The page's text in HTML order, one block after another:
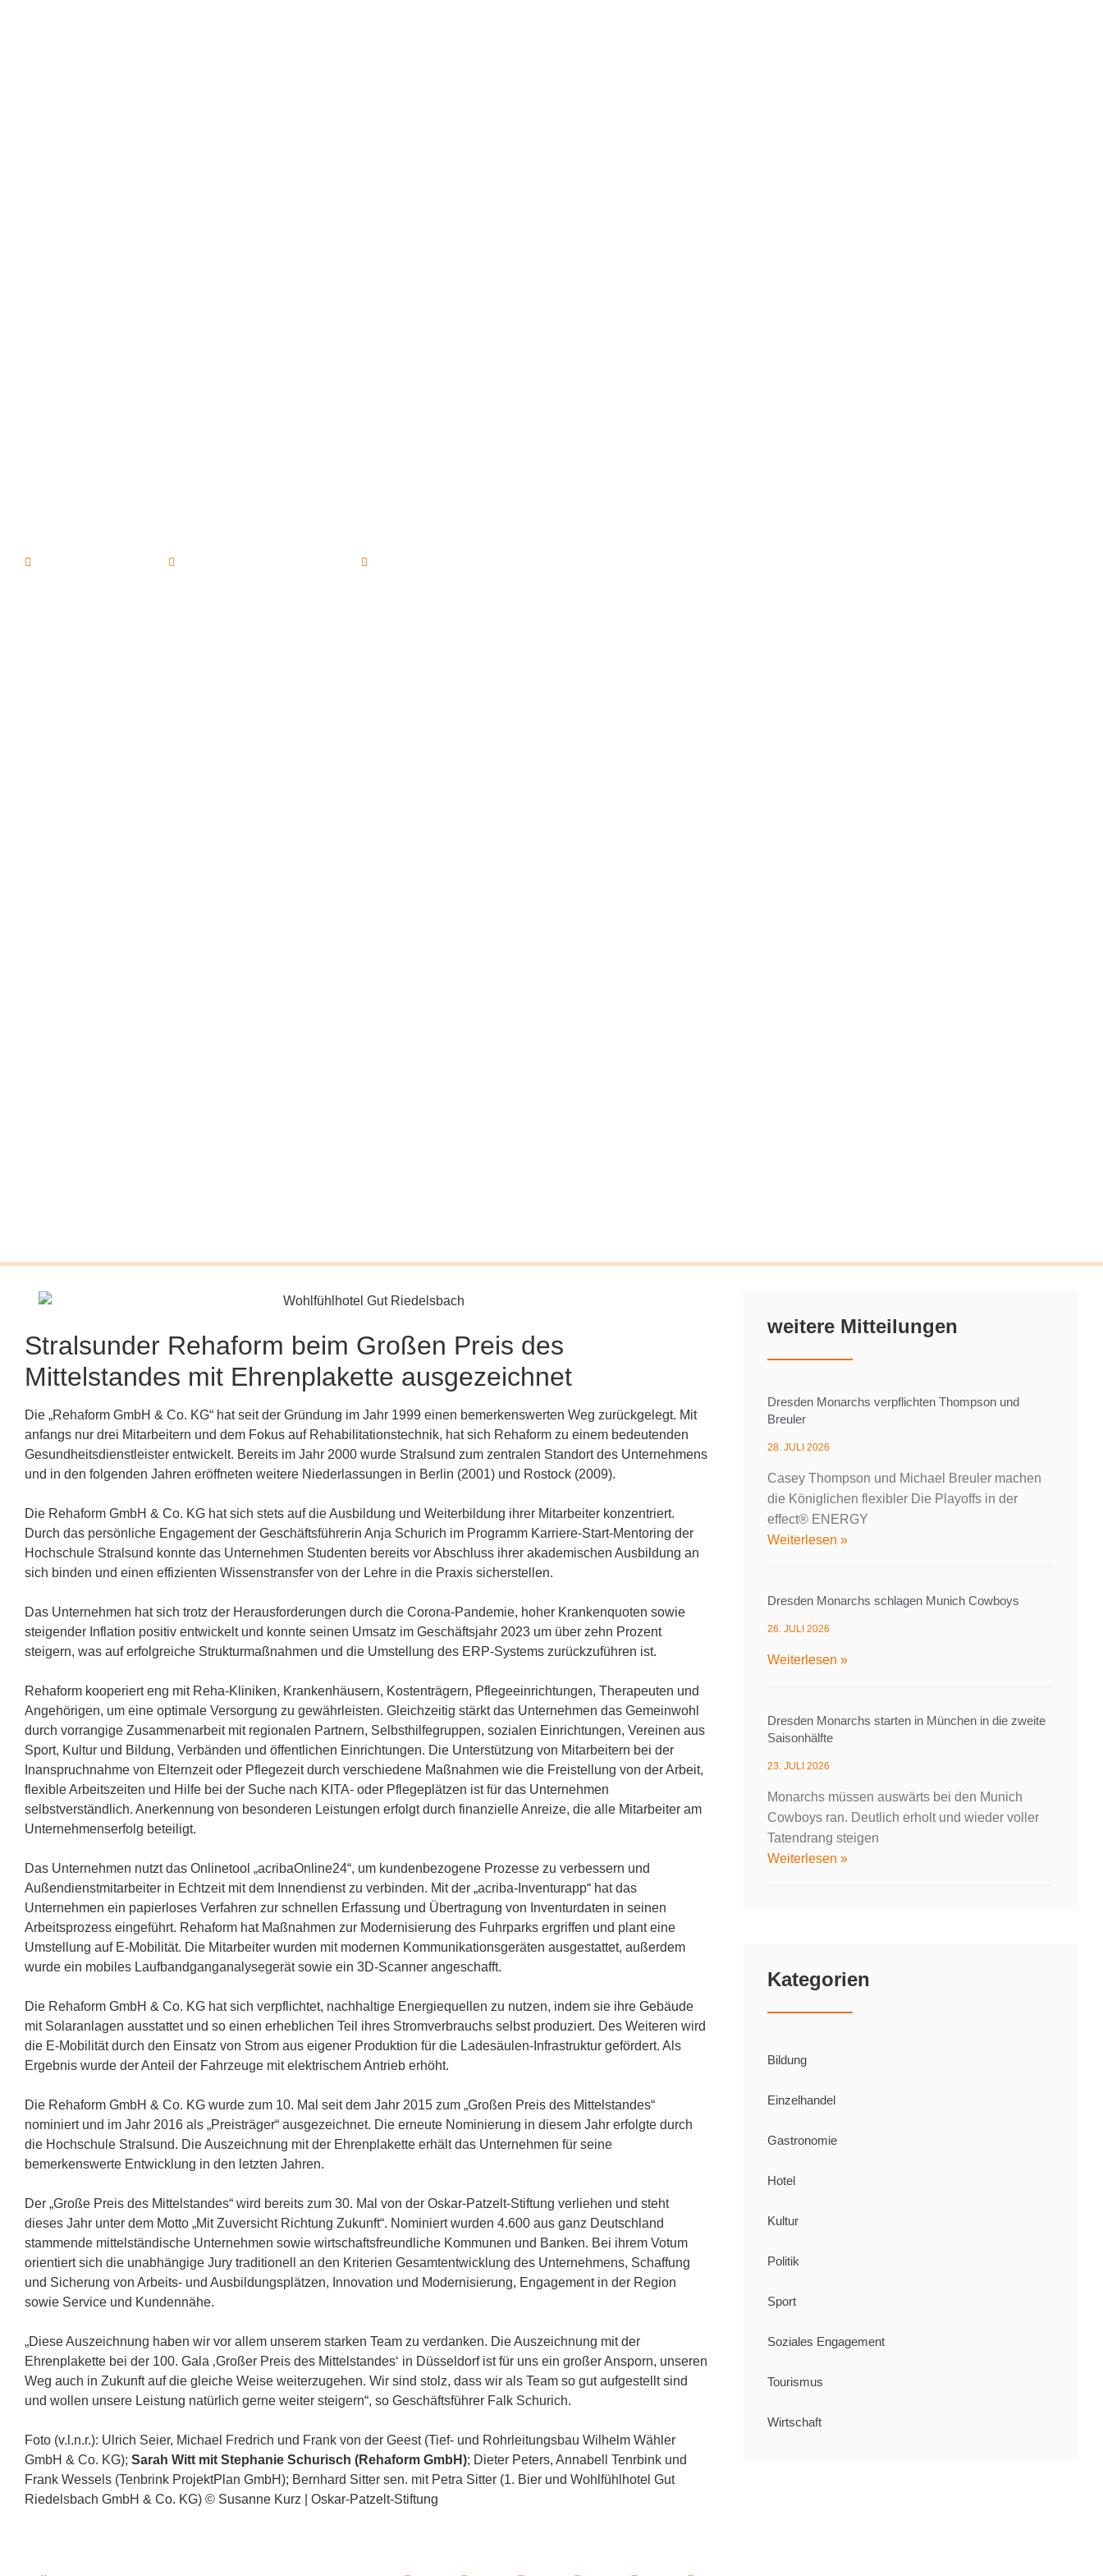
Stralsunder Rehaform beim Großen Preis des
Mittelstandes mit Ehrenplakette ausgezeichnet
Die „Rehaform GmbH & Co. KG“ hat seit der Gründung im Jahr 1999 einen bemerkenswerten Weg zurückgelegt. Mit
anfangs nur drei Mitarbeitern und dem Fokus auf Rehabilitationstechnik, hat sich Rehaform zu einem bedeutenden
Gesundheitsdienstleister entwickelt. Bereits im Jahr 2000 wurde Stralsund zum zentralen Standort des Unternehmens
und in den folgenden Jahren eröffneten weitere Niederlassungen in Berlin (2001) und Rostock (2009).
Die Rehaform GmbH & Co. KG hat sich stets auf die Ausbildung und Weiterbildung ihrer Mitarbeiter konzentriert.
Durch das persönliche Engagement der Geschäftsführerin Anja Schurich im Programm Karriere-Start-Mentoring der
Hochschule Stralsund konnte das Unternehmen Studenten bereits vor Abschluss ihrer akademischen Ausbildung an
sich binden und einen effizienten Wissenstransfer von der Lehre in die Praxis sicherstellen.
Das Unternehmen hat sich trotz der Herausforderungen durch die Corona-Pandemie, hoher Krankenquoten sowie
steigender Inflation positiv entwickelt und konnte seinen Umsatz im Geschäftsjahr 2023 um über zehn Prozent
steigern, was auf erfolgreiche Strukturmaßnahmen und die Umstellung des ERP-Systems zurückzuführen ist.
Rehaform kooperiert eng mit Reha-Kliniken, Krankenhäusern, Kostenträgern, Pflegeeinrichtungen, Therapeuten und
Angehörigen, um eine optimale Versorgung zu gewährleisten. Gleichzeitig stärkt das Unternehmen das Gemeinwohl
durch vorrangige Zusammenarbeit mit regionalen Partnern, Selbsthilfegruppen, sozialen Einrichtungen, Vereinen aus
Sport, Kultur und Bildung, Verbänden und öffentlichen Einrichtungen. Die Unterstützung von Mitarbeitern bei der
Inanspruchnahme von Elternzeit oder Pflegezeit durch verschiedene Maßnahmen wie die Freistellung von der Arbeit,
flexible Arbeitszeiten und Hilfe bei der Suche nach KITA- oder Pflegeplätzen ist für das Unternehmen
selbstverständlich. Anerkennung von besonderen Leistungen erfolgt durch finanzielle Anreize, die alle Mitarbeiter am
Unternehmenserfolg beteiligt.
Das Unternehmen nutzt das Onlinetool „acribaOnline24“, um kundenbezogene Prozesse zu verbessern und
Außendienstmitarbeiter in Echtzeit mit dem Innendienst zu verbinden. Mit der „acriba-Inventurapp“ hat das
Unternehmen ein papierloses Verfahren zur schnellen Erfassung und Übertragung von Inventurdaten in seinen
Arbeitsprozess eingeführt. Rehaform hat Maßnahmen zur Modernisierung des Fuhrparks ergriffen und plant eine
Umstellung auf E-Mobilität. Die Mitarbeiter wurden mit modernen Kommunikationsgeräten ausgestattet, außerdem
wurde ein mobiles Laufbandganganalysegerät sowie ein 3D-Scanner angeschafft.
Die Rehaform GmbH & Co. KG hat sich verpflichtet, nachhaltige Energiequellen zu nutzen, indem sie ihre Gebäude
mit Solaranlagen ausstattet und so einen erheblichen Teil ihres Stromverbrauchs selbst produziert. Des Weiteren wird
die E-Mobilität durch den Einsatz von Strom aus eigener Produktion für die Ladesäulen-Infrastruktur gefördert. Als
Ergebnis wurde der Anteil der Fahrzeuge mit elektrischem Antrieb erhöht.
Die Rehaform GmbH & Co. KG wurde zum 10. Mal seit dem Jahr 2015 zum „Großen Preis des Mittelstandes“
nominiert und im Jahr 2016 als „Preisträger“ ausgezeichnet. Die erneute Nominierung in diesem Jahr erfolgte durch
die Hochschule Stralsund. Die Auszeichnung mit der Ehrenplakette erhält das Unternehmen für seine
bemerkenswerte Entwicklung in den letzten Jahren.
Der „Große Preis des Mittelstandes“ wird bereits zum 30. Mal von der Oskar-Patzelt-Stiftung verliehen und steht
dieses Jahr unter dem Motto „Mit Zuversicht Richtung Zukunft“. Nominiert wurden 4.600 aus ganz Deutschland
stammende mittelständische Unternehmen sowie wirtschaftsfreundliche Kommunen und Banken. Bei ihrem Votum
orientiert sich die unabhängige Jury traditionell an den Kriterien Gesamtentwicklung des Unternehmens, Schaffung
und Sicherung von Arbeits- und Ausbildungsplätzen, Innovation und Modernisierung, Engagement in der Region
sowie Service und Kundennähe.
„Diese Auszeichnung haben wir vor allem unserem starken Team zu verdanken. Die Auszeichnung mit der
Ehrenplakette bei der 100. Gala ‚Großer Preis des Mittelstandes‘ in Düsseldorf ist für uns ein großer Ansporn, unseren
Weg auch in Zukunft auf die gleiche Weise weiterzugehen. Wir sind stolz, dass wir als Team so gut aufgestellt sind
und wollen unsere Leistung natürlich gerne weiter steigern“, so Geschäftsführer Falk Schurich.
Foto (v.l.n.r.): Ulrich Seier, Michael Fredrich und Frank von der Geest (Tief- und Rohrleitungsbau Wilhelm Wähler
GmbH & Co. KG); Sarah Witt mit Stephanie Schurisch (Rehaform GmbH); Dieter Peters, Annabell Tenrbink und
Frank Wessels (Tenbrink ProjektPlan GmbH); Bernhard Sitter sen. mit Petra Sitter (1. Bier und Wohlfühlhotel Gut
Riedelsbach GmbH & Co. KG) © Susanne Kurz | Oskar-Patzelt-Stiftung
weitere Mitteilungen
Dresden Monarchs verpflichten Thompson und
Breuler
28. JULI 2026
Casey Thompson und Michael Breuler machen
die Königlichen flexibler Die Playoffs in der
effect® ENERGY
Weiterlesen »
Dresden Monarchs schlagen Munich Cowboys
26. JULI 2026
Weiterlesen »
Dresden Monarchs starten in München in die zweite
Saisonhälfte
23. JULI 2026
Monarchs müssen auswärts bei den Munich
Cowboys ran. Deutlich erholt und wieder voller
Tatendrang steigen
Weiterlesen »
Kategorien
Bildung
Einzelhandel
Gastronomie
Hotel
Kultur
Politik
Sport
Soziales Engagement
Tourismus
Wirtschaft